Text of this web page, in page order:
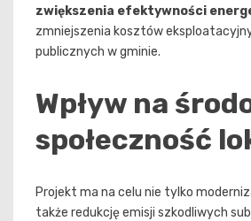
zwiększenia efektywności
zmniejszenia kosztów
publicznych w gminie.
Wpływ na
społeczność
Projekt ma na celu nie tylko
także redukcję emisji szkodliwych